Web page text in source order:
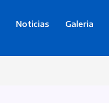
Noticias Galeria